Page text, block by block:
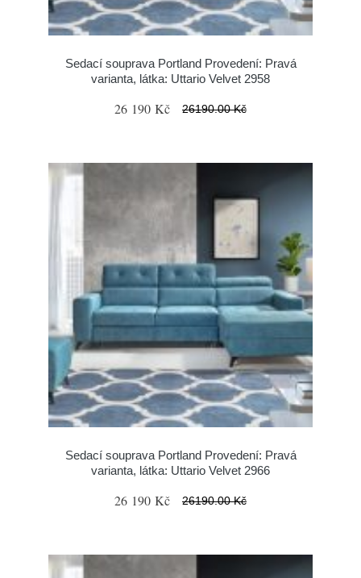
Sedací souprava Portland Provedení: Pravá
varianta, látka: Uttario Velvet 2958
26 190 Kč 26190.00 Kč
Sedací souprava Portland Provedení: Pravá
varianta, látka: Uttario Velvet 2966
26 190 Kč 26190.00 Kč